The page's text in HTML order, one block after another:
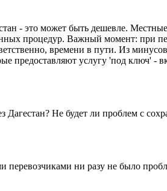
- это может быть дешевле.
процедур. Важный момент: при
времени в пути. Из
предоставляют услугу 'под ключ' -
Дагестан? Не будет ли проблем с
перевозчиками ни разу не было